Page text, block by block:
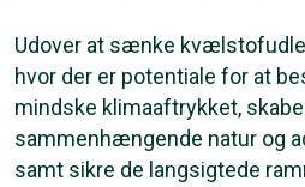
Udover at sænke
hvor der er potentiale for at
mindske klimaaftrykket,
sammenhængende natur og
samt sikre de langsigtede